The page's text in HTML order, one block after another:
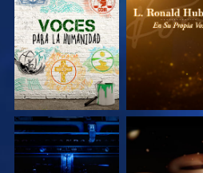
EXPLORA LAS
SERIES
EXPLORA LAS
SERIES
EXPLORA LAS
EXPLORA LAS